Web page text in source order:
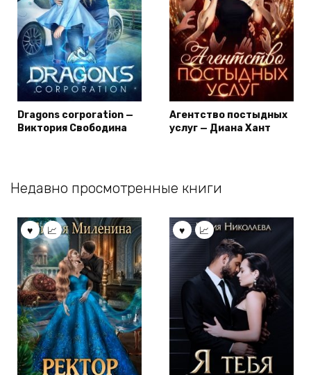
Dragons corporation —
Виктория Свободина
Агентство постыдных
услуг — Диана Хант
Недавно просмотренные книги